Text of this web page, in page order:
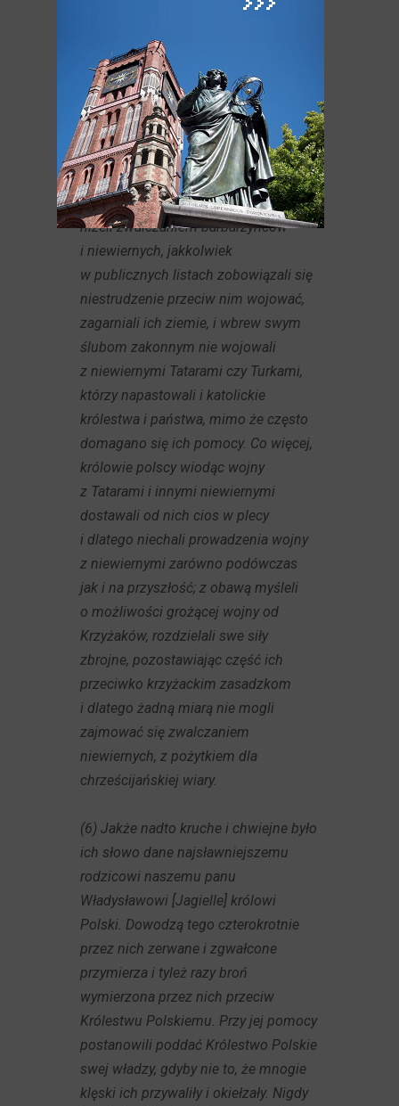
Ponadto braliśmy pod uwagę, że
Polski i panowie zawezwali, osadzili
i uposażyli mistrza i Zakon pruski dla
zwalczania niewiernych. Tymczasem
mistrz i Zakon zajmowali się raczej
zwalczaniem wiernych, a zwłaszcza
tych książąt, z których dobrodziejstwa
zostali wprowadzeni i uposażeni,
niżeli zwalczaniem barbarzyńców
i niewiernych, jakkolwiek
w publicznych listach zobowiązali się
niestrudzenie przeciw nim wojować,
zagarniali ich ziemie, i wbrew swym
ślubom zakonnym nie wojowali
z niewiernymi Tatarami czy Turkami,
którzy napastowali i katolickie
królestwa i państwa, mimo że często
domagano się ich pomocy. Co więcej,
królowie polscy wiodąc wojny
z Tatarami i innymi niewiernymi
dostawali od nich cios w plecy
i dlatego niechali prowadzenia wojny
z niewiernymi zarówno podówczas
jak i na przyszłość; z obawą myśleli
o możliwości grożącej wojny od
Krzyżaków, rozdzielali swe siły
zbrojne, pozostawiając część ich
przeciwko krzyżackim zasadzkom
i dlatego żadną miarą nie mogli
zajmować się zwalczaniem
niewiernych, z pożytkiem dla
chrześcijańskiej wiary.
(6) Jakże nadto kruche i chwiejne było
ich słowo dane najsławniejszemu
rodzicowi naszemu panu
Władysławowi [Jagielle] królowi
Polski. Dowodzą tego czterokrotnie
przez nich zerwane i zgwałcone
przymierza i tyleż razy broń
wymierzona przez nich przeciw
Królestwu Polskiemu. Przy jej pomocy
postanowili poddać Królestwo Polskie
swej władzy, gdyby nie to, że mnogie
klęski ich przywaliły i okiełzały. Nigdy